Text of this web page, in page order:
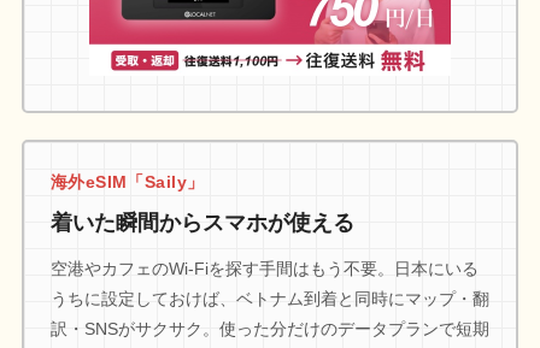
海外eSIM「Saily」
着いた瞬間からスマホが使える
空港やカフェのWi-Fiを探す手間はもう不要。日本にいる
うちに設定しておけば、ベトナム到着と同時にマップ・翻
訳・SNSがサクサク。使った分だけのデータプランで短期